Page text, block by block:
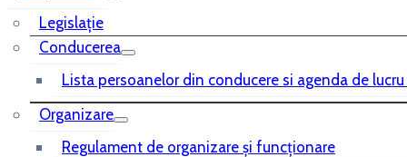
Legislaţie
Conducerea
Lista persoanelor din conducere si agenda de
Organizare
Regulament de organizare și funcționare